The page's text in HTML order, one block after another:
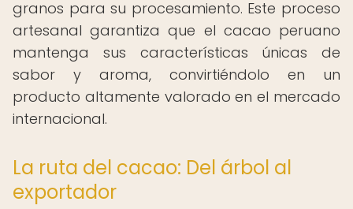
granos para su procesamiento. Este proceso
artesanal garantiza que el cacao peruano
mantenga sus características únicas de
sabor y aroma, convirtiéndolo en un
producto altamente valorado en el mercado
internacional.
La ruta del cacao: Del árbol al
exportador